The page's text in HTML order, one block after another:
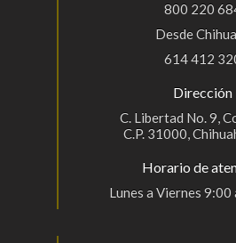
800 220
Desde
614 412
Dirección
C. Libertad No. 9,
C.P. 31000,
Horario de
Lunes a Viernes